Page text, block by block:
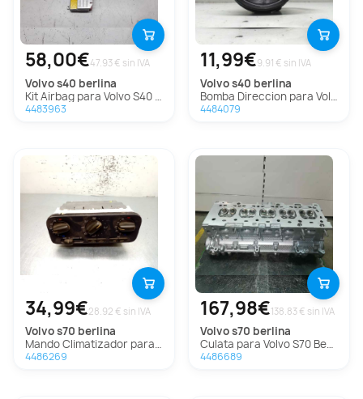
58,00€47.93 € sin IVA
volvos40 berlina
Kit Airbag para Volvo S40 Berlina
4483963
11,99€9.91 € sin IVA
volvos40 berlina
Bomba Direccion para Volvo S40 Berlina
4484079
34,99€28.92 € sin IVA
volvos70 berlina
Mando Climatizador para Volvo S70 Berlina
4486269
167,98€138.83 € sin IVA
volvos70 berlina
Culata para Volvo S70 Berlina
4486689